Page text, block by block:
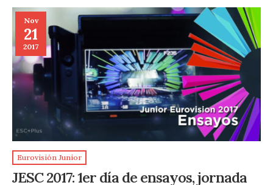
Nov
21
2017
Eurovisión Junior
JESC 2017: 1er día de ensayos, jornada